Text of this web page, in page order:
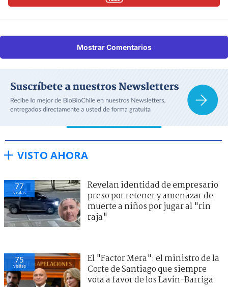
Mostrar Comentarios
VISTO AHORA
77
visitas
Revelan identidad de empresario
preso por retener y amenazar de
muerte a niños por jugar al "rin
raja"
75
visitas
El "Factor Mera": el ministro de la
Corte de Santiago que siempre
vota a favor de los Lavín-Barriga